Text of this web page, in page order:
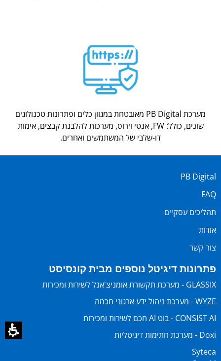
מערכת PB Digital מאובטחת במגוון כלים ופתרונות טכנולוגים
שונים, כולל: FW, אנטי וירוס, מערכות להלבנת קבצים, אימות
דו-שלבי של המשתמשים ואחרים.
PB Digital
FAQ
תהליכים עסקיים
אודות
צור קשר
פתרונות דיגיטל נוספים מבית קונסיסט
GLASSIX - מערכת תקשורת אומניצ'אנל לשירות ומכירות
WYZE - מערכת ניהול ידע ארגוני חכמה
CONSIST AI - בוט AI חכם לשירות ומכירות
Doxi - מערכת חתימות דיגיטליות
Syteca